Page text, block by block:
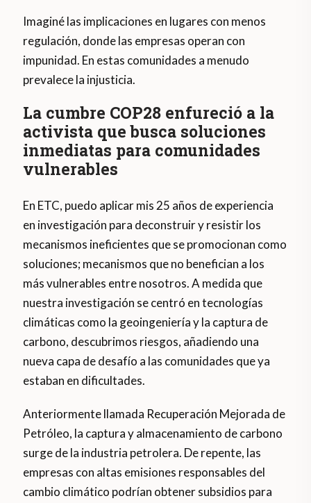
Imaginé las implicaciones en lugares con menos
regulación, donde las empresas operan con
impunidad. En estas comunidades a menudo
prevalece la injusticia.
La cumbre COP28 enfureció a la
activista que busca soluciones
inmediatas para comunidades
vulnerables
En ETC, puedo aplicar mis 25 años de experiencia
en investigación para deconstruir y resistir los
mecanismos ineficientes que se promocionan como
soluciones; mecanismos que no benefician a los
más vulnerables entre nosotros. A medida que
nuestra investigación se centró en tecnologías
climáticas como la geoingeniería y la captura de
carbono, descubrimos riesgos, añadiendo una
nueva capa de desafío a las comunidades que ya
estaban en dificultades.
Anteriormente llamada Recuperación Mejorada de
Petróleo, la captura y almacenamiento de carbono
surge de la industria petrolera. De repente, las
empresas con altas emisiones responsables del
cambio climático podrían obtener subsidios para